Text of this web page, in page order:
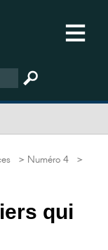
> Numéro 4 >
qui